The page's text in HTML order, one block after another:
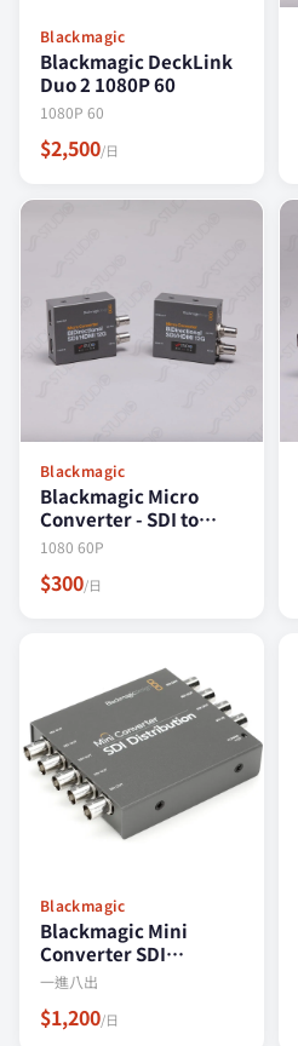
Blackmagic
Blackmagic DeckLink
Duo 2 1080P 60
1080P 60
$2,500/日
Blackmagic
Blackmagic Micro
Converter - SDI to
HDMI 1080 60P
1080 60P
$300/日
Blackmagic
Blackmagic Mini
Converter SDI
Distribution 一進八出
一進八出
$1,200/日